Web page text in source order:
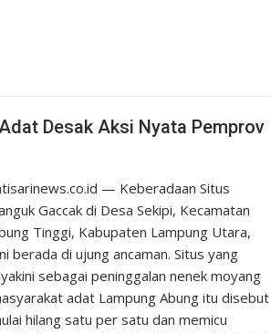
Desak Aksi Nyata Pemprov
— Keberadaan Situs
Gaccak di Desa Sekipi, Kecamatan
Tinggi, Kabupaten Lampung Utara,
berada di ujung ancaman. Situs yang
sebagai peninggalan nenek moyang
adat Lampung Abung itu disebut
hilang satu per satu dan memicu